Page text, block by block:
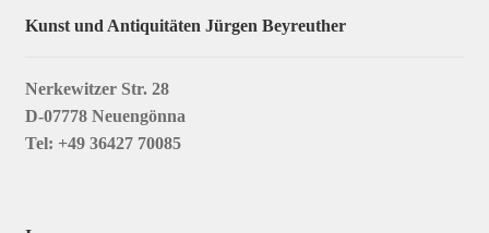
Kunst und Antiquitäten Jürgen Beyreuther
Nerkewitzer Str. 28
D-07778 Neuengönna
Tel: +49 36427 70085